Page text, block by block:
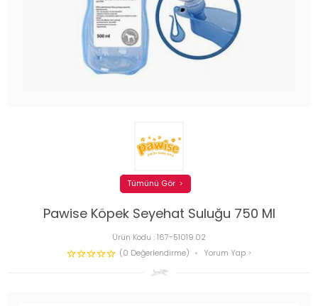
Pawise Köpek Seyehat Suluğu 750 Ml
Ürün Kodu :167-51019.02
(0 Değerlendirme)
Yorum Yap
Tümünü Gör